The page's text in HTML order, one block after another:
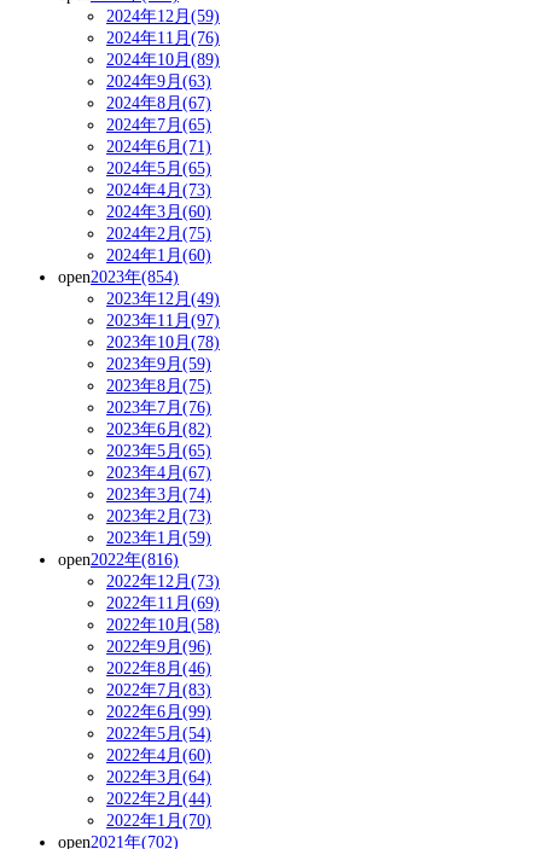
2024年12月(59)
2024年11月(76)
2024年10月(89)
2024年9月(63)
2024年8月(67)
2024年7月(65)
2024年6月(71)
2024年5月(65)
2024年4月(73)
2024年3月(60)
2024年2月(75)
2024年1月(60)
open2023年(854)
2023年12月(49)
2023年11月(97)
2023年10月(78)
2023年9月(59)
2023年8月(75)
2023年7月(76)
2023年6月(82)
2023年5月(65)
2023年4月(67)
2023年3月(74)
2023年2月(73)
2023年1月(59)
open2022年(816)
2022年12月(73)
2022年11月(69)
2022年10月(58)
2022年9月(96)
2022年8月(46)
2022年7月(83)
2022年6月(99)
2022年5月(54)
2022年4月(60)
2022年3月(64)
2022年2月(44)
2022年1月(70)
open2021年(702)